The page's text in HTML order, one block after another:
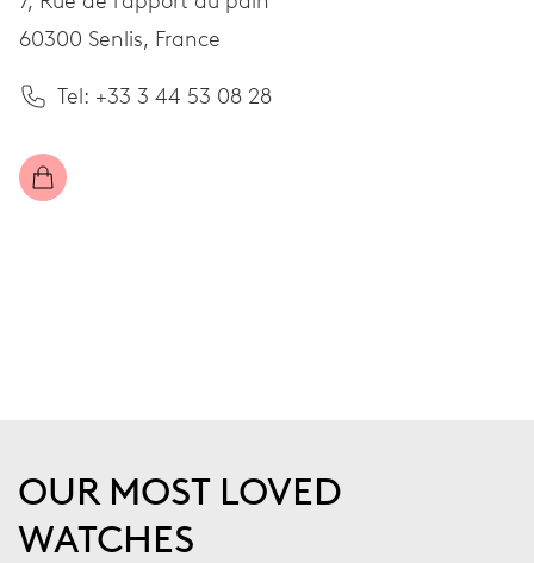
60300 Senlis, France
Tel: +33 3 44 53 08 28
OUR MOST LOVED
WATCHES